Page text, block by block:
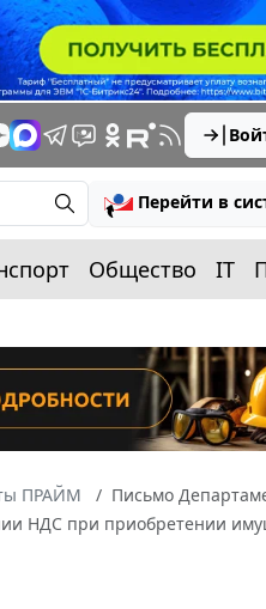
Перейти в
Общество IT
ПРАЙМ
Письмо
НДС при приобретении